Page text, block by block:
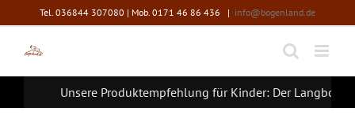
Inhalt
springen
Tel. 036844 307080 | Mob. 0171 46 86 436 | info@bogenland.de
Unsere Produktempfehlung für Kinder: Der Langbogen